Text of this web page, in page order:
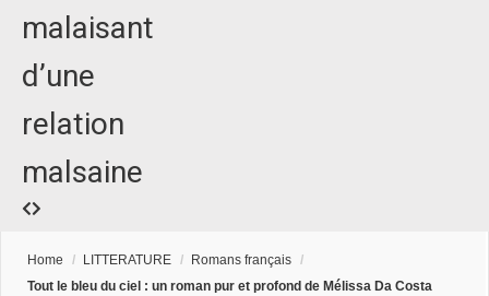
malaisant
d’une
relation
malsaine
Home / LITTERATURE / Romans français /
Tout le bleu du ciel : un roman pur et profond de Mélissa Da Costa